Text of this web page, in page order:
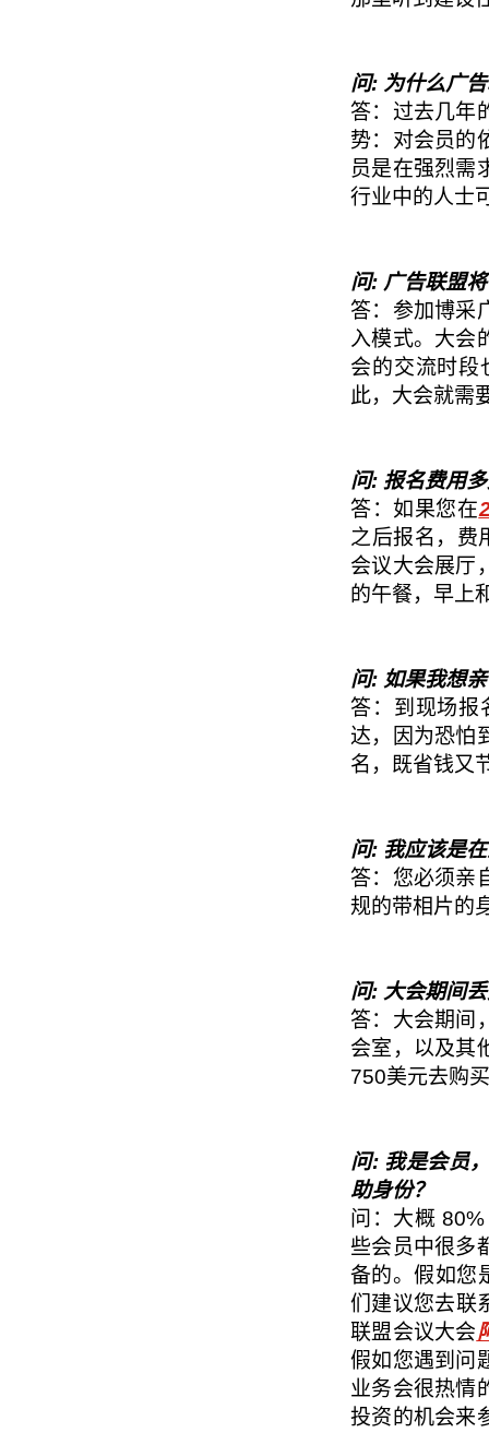
问: 为什么广
答：过去几年
势：对会员的
员是在强烈需
行业中的人士
问: 广告联盟
答：参加博采
入模式。大会
会的交流时段
此，大会就需
问: 报名费用
答：如果您在
之后报名，费
会议大会展厅
的午餐，早上
问: 如果我想
答：到现场报
达，因为恐怕
名，既省钱又
问: 我应该是
答：您必须亲
规的带相片的
问: 大会期间
答：大会期间
会室，以及其
750美元去购
问: 我是会员
助身份？
问：大概
些会员中很多
备的。假如您
们建议您去联
联盟会议大会
假如您遇到问
业务会很热情
投资的机会来